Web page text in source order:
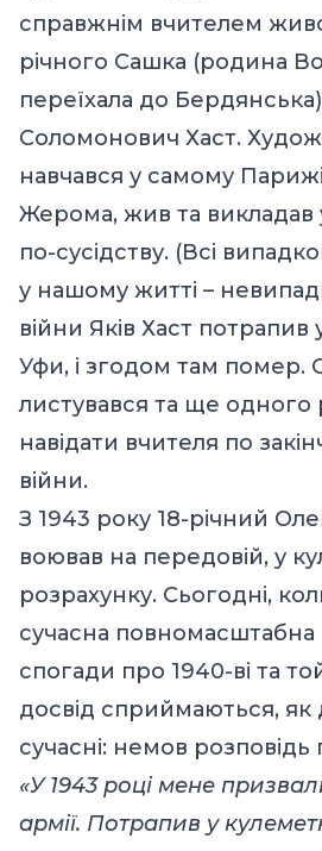
справжнім вчителем
річного Сашка (родина
переїхала до Бердянська)
Соломонович Хаст.
навчався у самому Парижі,
Жерома, жив та викладав у
по-сусідству. (Всі
у нашому житті –
війни Яків Хаст потрапив
Уфи, і згодом там помер.
листувався та ще одного
навідати вчителя по
війни.
З 1943 року 18-річний
воював на передовій, у
розрахунку. Сьогодні,
сучасна повномасштабна
спогади про 1940-ві та
досвід сприймаються,
сучасні: немов розповідь
«У 1943 році мене
армії. Потрапив у